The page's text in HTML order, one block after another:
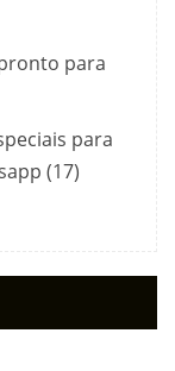
para
para
(17)